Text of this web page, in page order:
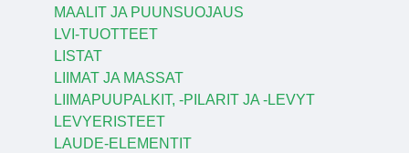
MAALIT JA PUUNSUOJAUS
LVI-TUOTTEET
LISTAT
LIIMAT JA MASSAT
LIIMAPUUPALKIT, -PILARIT JA -LEVYT
LEVYERISTEET
LAUDE-ELEMENTIT